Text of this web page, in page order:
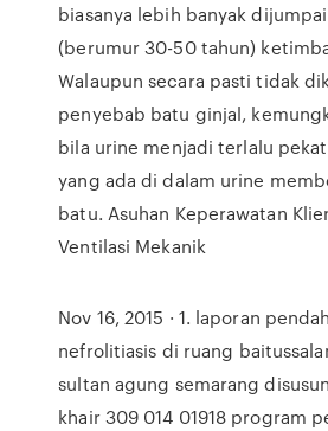
biasanya lebih banyak
(berumur 30-50 tahun)
Walaupun secara pasti tidak
penyebab batu ginjal,
bila urine menjadi terlalu
yang ada di dalam urine
batu. Asuhan Keperawatan
Ventilasi Mekanik
Nov 16, 2015 · 1. laporan
nefrolitiasis di ruang
sultan agung semarang
khair 309 014 01918 program